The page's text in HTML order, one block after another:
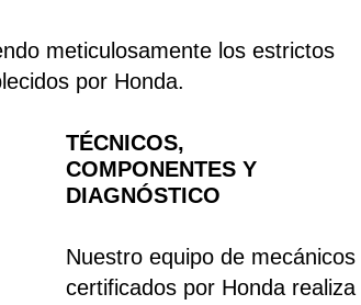
meticulosamente los estrictos
por Honda.
TÉCNICOS,
COMPONENTES Y
DIAGNÓSTICO
Nuestro equipo de mecánicos
certificados por Honda realiza